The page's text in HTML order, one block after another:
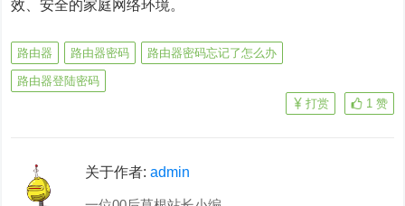
效、安全的家庭网络环境。
路由器 路由器密码 路由器密码忘记了怎么办
路由器登陆密码
1 赞
打赏
关于作者:admin